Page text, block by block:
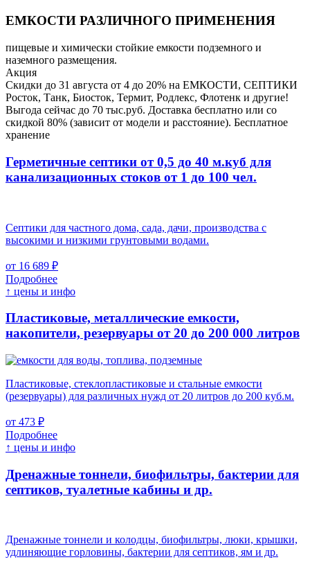
ЕМКОСТИ РАЗЛИЧНОГО ПРИМЕНЕНИЯ
пищевые и химически стойкие емкости подземного и
наземного размещения.
Акция
Скидки до 31 августа от 4 до 20% на ЕМКОСТИ, СЕПТИКИ
Росток, Танк, Биосток, Термит, Родлекс, Флотенк и другие!
Выгода сейчас до 70 тыс.руб. Доставка бесплатно или со
скидкой 80% (зависит от модели и расстояние). Бесплатное
хранение
Герметичные септики от 0,5 до 40 м.куб для
канализационных стоков от 1 до 100 чел.
Септики для частного дома, сада, дачи, производства с
высокими и низкими грунтовыми водами.
от 16 689 ₽
Подробнее
↑ цены и инфо
Пластиковые, металлические емкости,
накопители, резервуары от 20 до 200 000 литров
Пластиковые, стеклопластиковые и стальные емкости
(резервуары) для различных нужд от 20 литров до 200 куб.м.
от 473 ₽
Подробнее
↑ цены и инфо
Дренажные тоннели, биофильтры, бактерии для
септиков, туалетные кабины и др.
Дренажные тоннели и колодцы, биофильтры, люки, крышки,
удлиняющие горловины, бактерии для септиков, ям и др.